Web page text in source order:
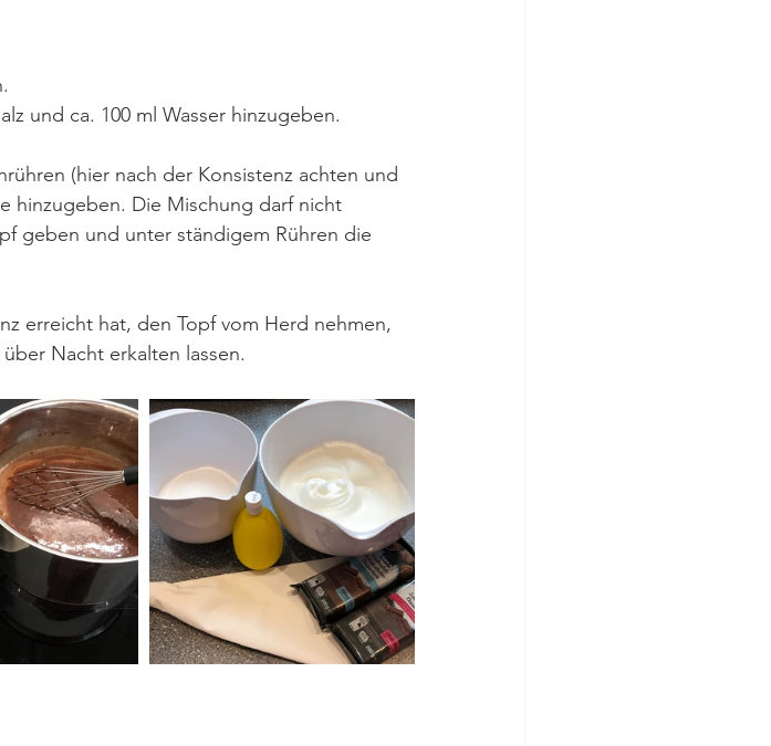
und ca. 100 ml Wasser hinzugeben.
(hier nach der Konsistenz achten und
hinzugeben. Die Mischung darf nicht
geben und unter ständigem Rühren die
erreicht hat, den Topf vom Herd nehmen,
Nacht erkalten lassen.